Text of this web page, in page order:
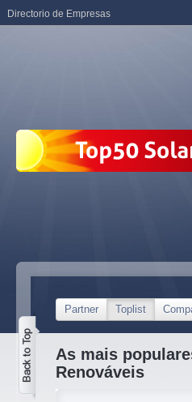
Partner Toplist
As mais
Renováveis
Directorio de Empresas